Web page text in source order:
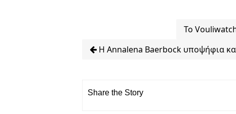
Το
H Annalena Baerbock υποψήφια
Share the Story